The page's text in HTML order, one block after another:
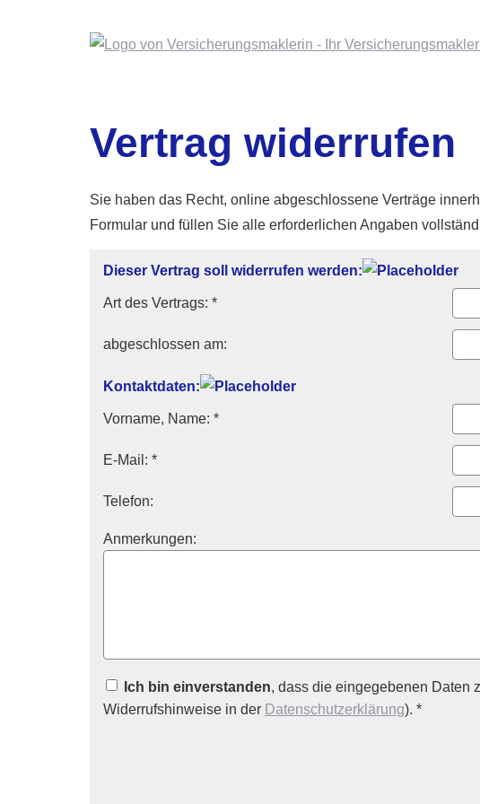
Vertrag widerrufen
Sie haben das Recht, online abgeschlossene Verträge
Formular und füllen Sie alle erforderlichen Angaben
Dieser Vertrag soll widerrufen werden:
Art des Vertrags: *
abgeschlossen am:
Kontaktdaten:
Vorname, Name: *
E-Mail: *
Telefon:
Anmerkungen:
Ich bin einverstanden, dass die eingegebenen Daten
Widerrufshinweise in der Datenschutzerklärung). *